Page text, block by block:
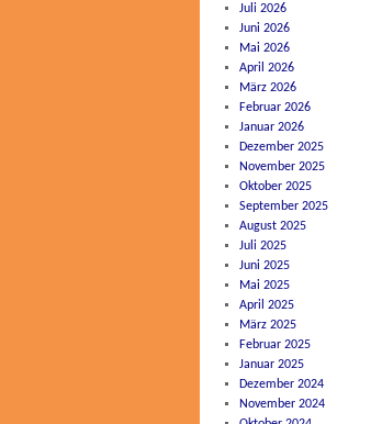
Juli 2026
Juni 2026
Mai 2026
April 2026
März 2026
Februar 2026
Januar 2026
Dezember 2025
November 2025
Oktober 2025
September 2025
August 2025
Juli 2025
Juni 2025
Mai 2025
April 2025
März 2025
Februar 2025
Januar 2025
Dezember 2024
November 2024